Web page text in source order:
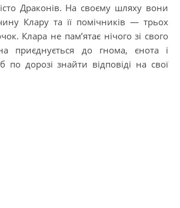
Драконів. На своєму шляху вони
Клару та її помічників — трьох
Клара не пам’ятає нічого зі свого
приєднується до гнома, єнота і
по дорозі знайти відповіді на свої